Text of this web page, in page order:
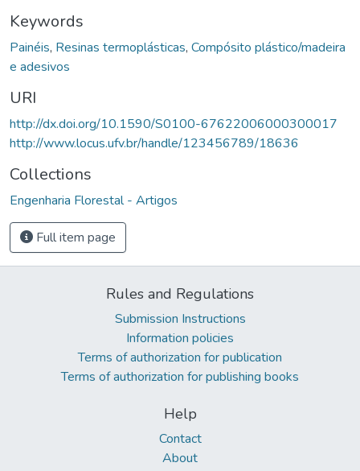
Keywords
Painéis, Resinas termoplásticas, Compósito plástico/madeira
e adesivos
URI
http://dx.doi.org/10.1590/S0100-67622006000300017
http://www.locus.ufv.br/handle/123456789/18636
Collections
Engenharia Florestal - Artigos
Full item page
Rules and Regulations
Submission Instructions
Information policies
Terms of authorization for publication
Terms of authorization for publishing books
Help
Contact
About